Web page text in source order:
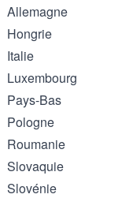
Allemagne
Hongrie
Italie
Luxembourg
Pays-Bas
Pologne
Roumanie
Slovaquie
Slovénie